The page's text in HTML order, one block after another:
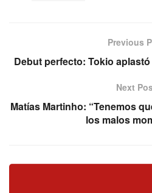
Previous
Debut perfecto: Tokio
Next
Matías Martinho: “Tenemos
los malos